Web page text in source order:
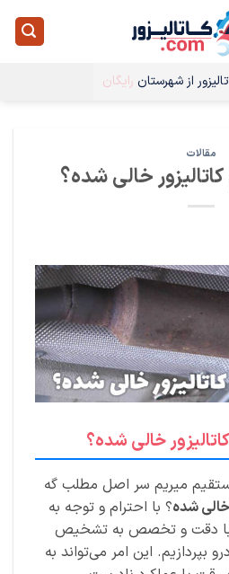
از شهرستان رایگان
مقالات
خالی شده؟
خالی شده؟
میریم سر اصل مطلب گه
خالی شده؟ با احترام و توجه به
با دقت و تخصص به تشخیص
بپردازیم. این امر می‌تواند به